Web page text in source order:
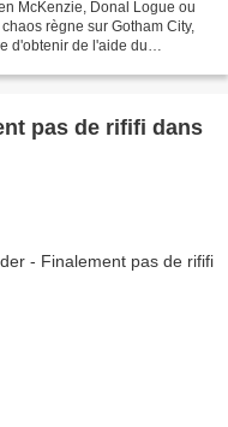
McKenzie, Donal Logue ou
règne sur Gotham City,
d'obtenir de l'aide du
pas de rififi dans